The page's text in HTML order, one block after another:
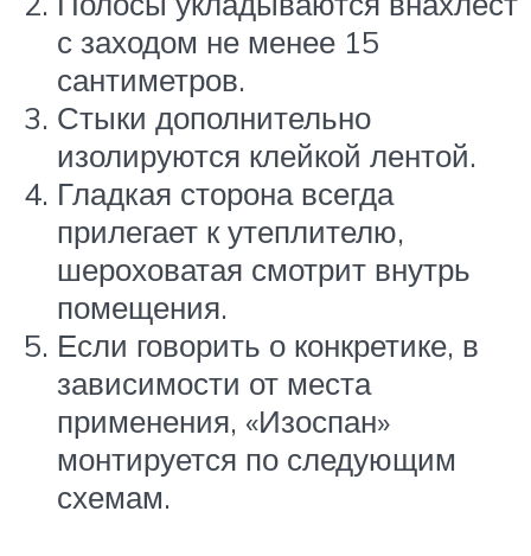
с заходом не менее 15
сантиметров.
Стыки дополнительно
изолируются клейкой лентой.
Гладкая сторона всегда
прилегает к утеплителю,
шероховатая смотрит внутрь
помещения.
Если говорить о конкретике, в
зависимости от места
применения, «Изоспан»
монтируется по следующим
схемам.